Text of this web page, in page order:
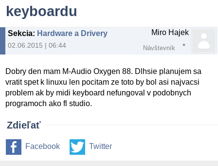
keyboardu
Sekcia: Hardware a Drivery
02.06.2015 | 06:44
Miro Hajek
Návštevník
Dobry den mam M-Audio Oxygen 88. Dlhsie planujem sa
vratit spet k linuxu len pocitam ze toto by bol asi najvacsi
problem ak by midi keyboard nefungoval v podobnych
programoch ako fl studio.
Zdieľať
Facebook Twitter